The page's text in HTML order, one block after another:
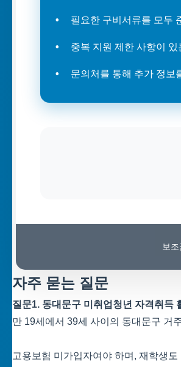
필요한 구비서류를 모두
중복 지원 제한 사항이 있
문의처를 통해 추가 정보
보
자주 묻는 질문
질문1. 동대문구 미취업청년 자격취득
만 19세에서 39세 사이의 동대문구 거
고용보험 미가입자여야 하며, 재학생